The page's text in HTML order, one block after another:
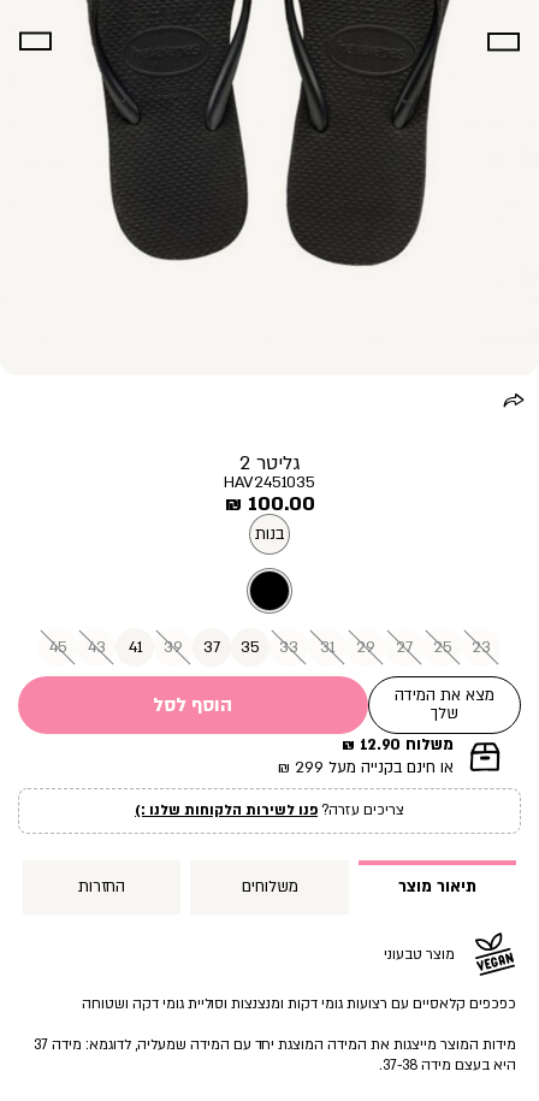
גליטר 2
HAV2451035
מחיר
מוצר
100.00 ₪
בנות
23
25
27
29
31
33
35
37
39
41
43
45
מצא את המידה
שלך
הוסף לסל
|
תומך
עמוד
מוצר
משלוח 12.90 ₪
או חינם בקנייה מעל 299 ₪
צריכים עזרה?פנו לשירות הלקוחות שלנו :)
תיאור מוצר משלוחים החזרות
מוצר טבעוני
כפכפים קלאסיים עם רצועות גומי דקות ומנצנצות וסוליית גומי דקה ושטוחה
מידות המוצר מייצגות את המידה המוצגת יחד עם המידה שמעליה, לדוגמא: מידה 37
היא בעצם מידה 37-38.